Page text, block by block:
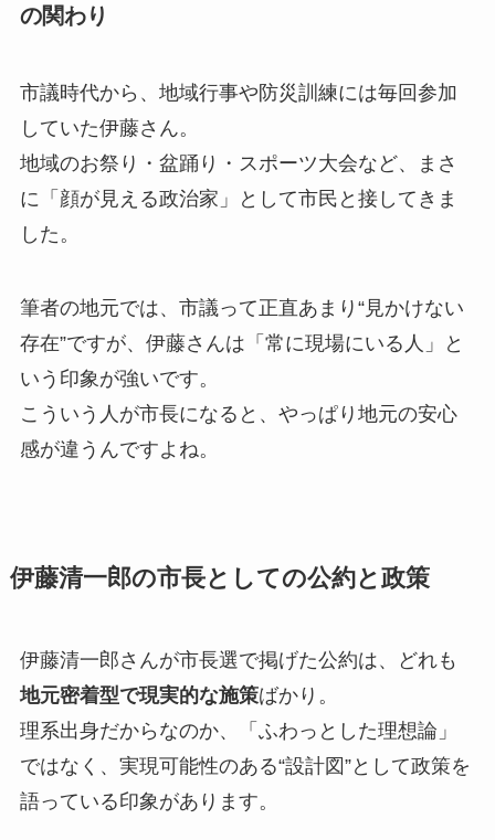
の関わり
市議時代から、地域行事や防災訓練には毎回参加
していた伊藤さん。
地域のお祭り・盆踊り・スポーツ大会など、まさ
に「顔が見える政治家」として市民と接してきま
した。
筆者の地元では、市議って正直あまり“見かけない
存在”ですが、伊藤さんは「常に現場にいる人」と
いう印象が強いです。
こういう人が市長になると、やっぱり地元の安心
感が違うんですよね。
伊藤清一郎の市長としての公約と政策
伊藤清一郎さんが市長選で掲げた公約は、どれも
地元密着型で現実的な施策ばかり。
理系出身だからなのか、「ふわっとした理想論」
ではなく、実現可能性のある“設計図”として政策を
語っている印象があります。